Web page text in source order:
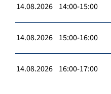
14.08.2026 14:00-15:00
14.08.2026 15:00-16:00
14.08.2026 16:00-17:00